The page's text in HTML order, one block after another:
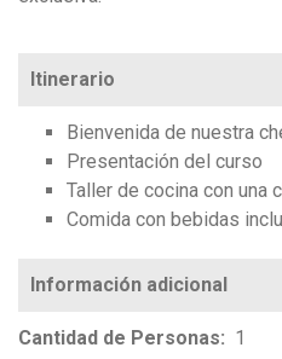
Itinerario
Bienvenida de nuestra
Presentación del curso
Taller de cocina con una
Comida con bebidas
Cantidad de Personas
1